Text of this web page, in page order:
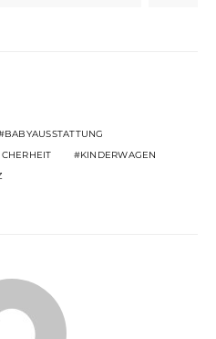
BABYAUSSTATTUNG
KINDERWAGEN